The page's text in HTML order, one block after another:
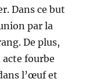
Dans ce but
par la
De plus,
acte fourbe
l’œuf et